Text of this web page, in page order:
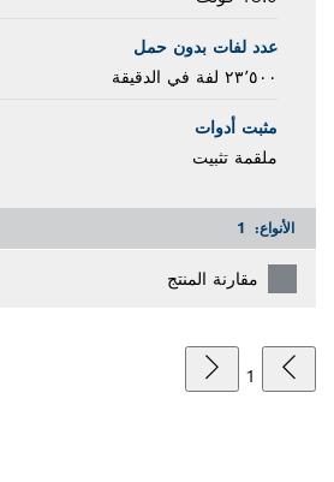
عدد لفات بدون حمل
٢٣٬٥٠٠ لفة في الدقيقة
مثبت أدوات
ملقمة تثبيت
الأنواع: 1
مقارنة المنتج
1